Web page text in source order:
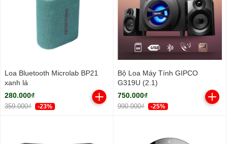
Loa Bluetooth Microlab BP21
xanh lá
280.000₫
359.000₫ -23%
Bộ Loa Máy Tính GIPCO
G319U (2.1)
750.000₫
990.000₫ -25%